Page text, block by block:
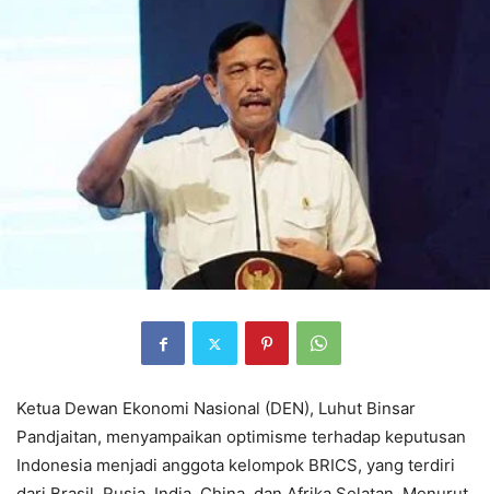
Ketua Dewan Ekonomi Nasional (DEN), Luhut Binsar
Pandjaitan, menyampaikan optimisme terhadap keputusan
Indonesia menjadi anggota kelompok BRICS, yang terdiri